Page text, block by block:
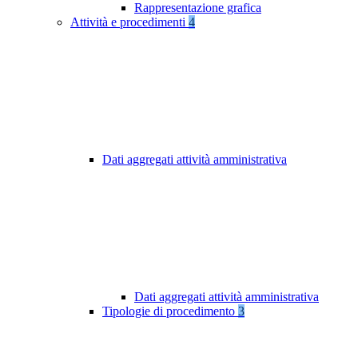
Rappresentazione grafica
Attività e procedimenti 4
Dati aggregati attività amministrativa
Dati aggregati attività amministrativa
Tipologie di procedimento 3